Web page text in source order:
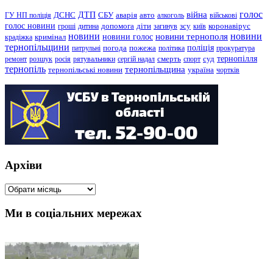
ГУ НП поліція ДСНС ДТП СБУ аварія авто алкоголь війна військові голос
голос новини гроші дитина допомога діти загинув зсу київ коронавірус
крадіжка кримінал новини новини голос новини тернополя новини
тернопільщини патрульні погода пожежа політика поліція прокуратура
ремонт розшук росія рятувальники сергій надал смерть спорт суд тернопілля
тернопіль тернопільські новини тернопільщина україна чортків
Архіви
Архіви
Ми в соціальних мережах